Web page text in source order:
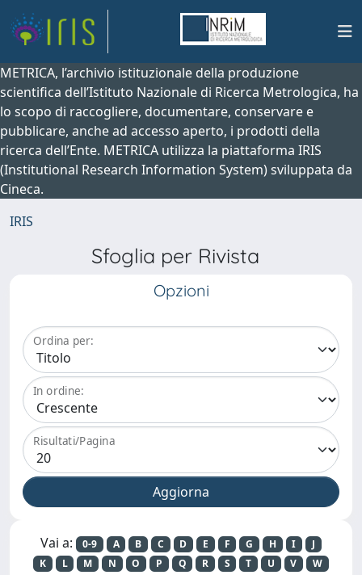
METRICA, l’archivio istituzionale della produzione
scientifica dell’Istituto Nazionale di Ricerca Metrologica, ha
lo scopo di raccogliere, documentare, conservare e
pubblicare, anche ad accesso aperto, i prodotti della
ricerca dell’Ente. METRICA utilizza la piattaforma IRIS
(Institutional Research Information System) sviluppata da
Cineca.
IRIS
Sfoglia per Rivista
Opzioni
Ordina per:
In ordine:
Risultati/Pagina
Vai a: 0-9 A B C D E F G H I
J
K
L M N O P Q R S T U V
W